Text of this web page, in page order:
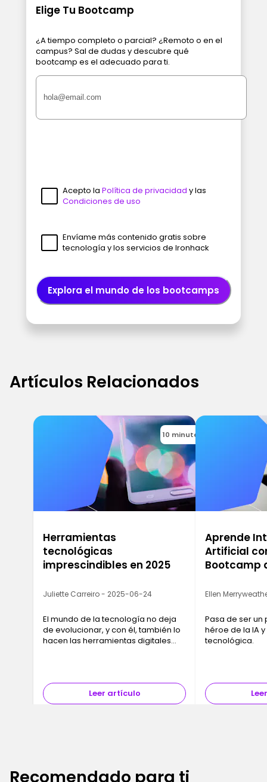
Elige Tu Bootcamp
¿A tiempo completo o parcial? ¿Remoto o en el
campus? Sal de dudas y descubre qué
bootcamp es el adecuado para ti.
Acepto la Política de privacidad y las
Condiciones de uso
Envíame más contenido gratis sobre
tecnología y los servicios de Ironhack
Explora el mundo de los bootcamps
Artículos Relacionados
10 minutes
Herramientas
tecnológicas
imprescindibles en 2025
Juliette Carreiro - 2025-06-24
El mundo de la tecnología no deja
de evolucionar, y con él, también lo
hacen las herramientas digitales
herramientas que tanto tú como tu
empresa deberíais considerar para
manteneros a la vanguardia.
Leer artículo
Aprende
Artificial
Bootcamp
Ellen
Pasa de ser un
héroe de la IA
tecnológica.
Recomendado para ti